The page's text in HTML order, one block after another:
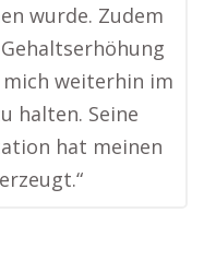
wurde. Zudem
weiterhin im
halten. Seine
hat meinen